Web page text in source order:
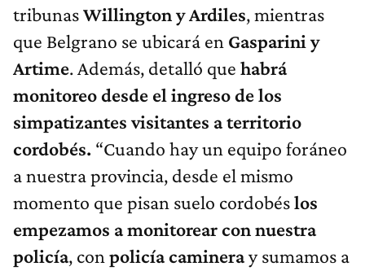
tribunasWillington y Ardiles, mientras
que Belgrano se ubicará en Gasparini y
Artime. Además, detalló que habrá
monitoreo desde el ingreso de los
simpatizantes visitantes a territorio
cordobés. “Cuando hay un equipo foráneo
a nuestra provincia, desde el mismo
momento que pisan suelo cordobéslos
empezamos a monitorear con nuestra
policía, con policía camineray sumamos a